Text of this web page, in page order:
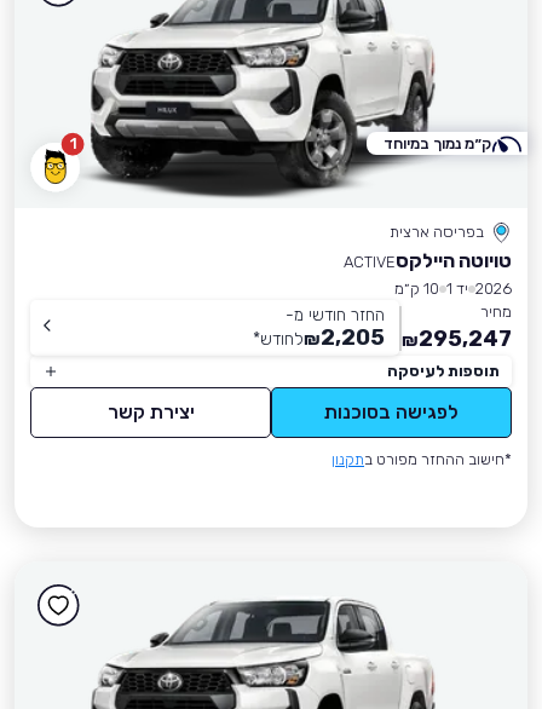
1
בפריסה ארצית
טויוטה היילקסACTIVE
2026 יד 1
10 ק״מ
מחיר
295,247
₪
החזר חודשי מ-
2,205
₪לחודש*
תוספות לעיסקה
לפגישה בסוכנות יצירת קשר
*חישוב ההחזר מפורט בתקנון
ק״מ נמוך במיוחד